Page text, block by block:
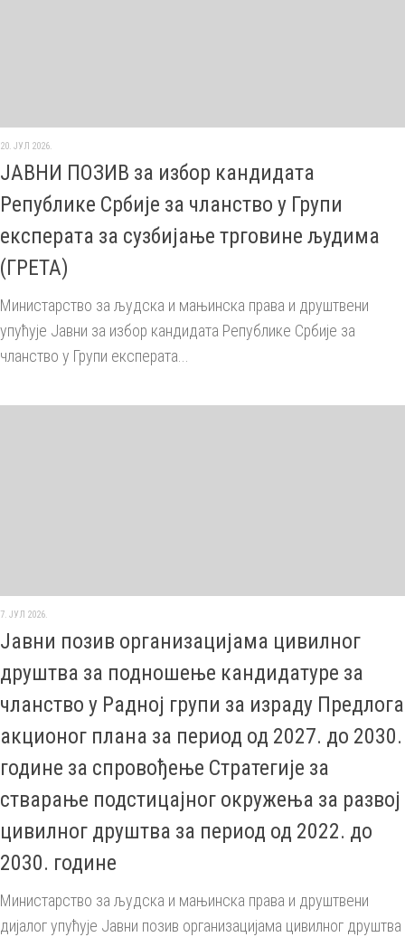
20. ЈУЛ 2026.
ЈАВНИ ПОЗИВ за избор кандидата
Републике Србије за чланство у Групи
експерата за сузбијање трговине људима
(ГРЕТА)
Министарство за људска и мањинска права и друштвени
упућује Јавни за избор кандидата Републике Србије за
чланство у Групи експерата...
7. ЈУЛ 2026.
Јавни позив организацијама цивилног
друштва за подношење кандидатуре за
чланство у Радној групи за израду Предлога
акционог плана за период од 2027. до 2030.
године за спровођење Стратегије за
стварање подстицајног окружења за развој
цивилног друштва за период од 2022. до
2030. године
Министарство за људска и мањинска права и друштвени
дијалог упућује Јавни позив организацијама цивилног друштва